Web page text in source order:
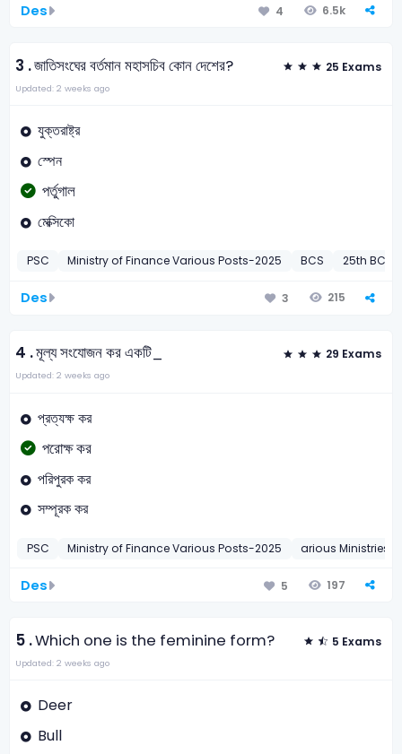
Des 4 6.5k
3 .জাতিসংঘের বর্তমান মহাসচিব কোন দেশের? 25 Exams
Updated: 2 weeks ago
যুক্তরাষ্ট্র
স্পেন
পর্তুগাল
মেক্সিকো
PSC Ministry of Finance Various Posts-2025 BCS 25th BCS
Des 3 215
4 .মূল্য সংযোজন কর একটি_ 29 Exams
Updated: 2 weeks ago
প্রত্যক্ষ কর
পরোক্ষ কর
পরিপুরক কর
সম্পূরক কর
PSC Ministry of Finance Various Posts-2025 arious Ministries
Des 5 197
5 .Which one is the feminine form? 5 Exams
Updated: 2 weeks ago
Deer
Bull